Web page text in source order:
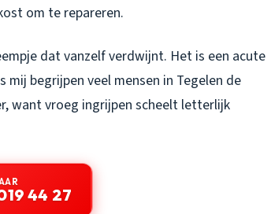
om te repareren.
dat vanzelf verdwijnt. Het is een acute
begrijpen veel mensen in Tegelen de
want vroeg ingrijpen scheelt letterlijk
44 27